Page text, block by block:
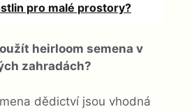
pro malé prostory?
heirloom semena v
zahradách?
dědictví jsou vhodná